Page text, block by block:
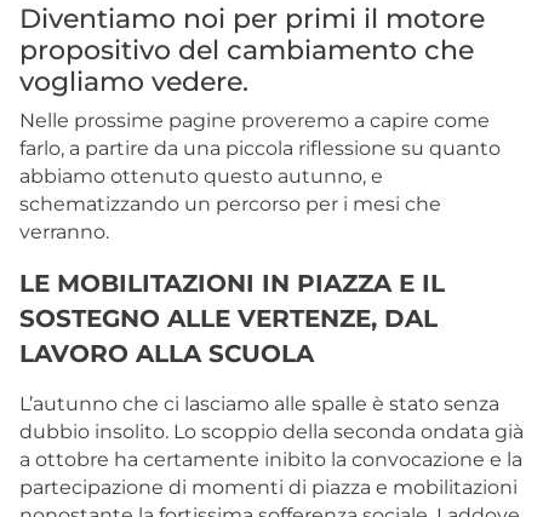
Diventiamo noi per primi il motore
propositivo del cambiamento che
vogliamo vedere.
Nelle prossime pagine proveremo a capire come
farlo, a partire da una piccola riflessione su quanto
abbiamo ottenuto questo autunno, e
schematizzando un percorso per i mesi che
verranno.
LE MOBILITAZIONI IN PIAZZA E IL
SOSTEGNO ALLE VERTENZE, DAL
LAVORO ALLA SCUOLA
L’autunno che ci lasciamo alle spalle è stato senza
dubbio insolito. Lo scoppio della seconda ondata già
a ottobre ha certamente inibito la convocazione e la
partecipazione di momenti di piazza e mobilitazioni